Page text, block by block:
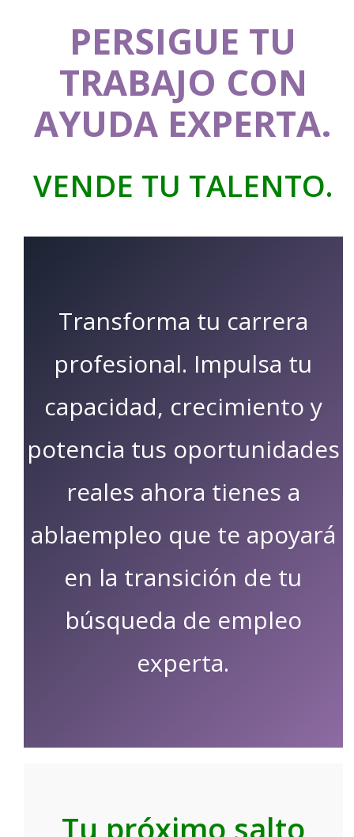
PERSIGUE TU
TRABAJO CON
AYUDA EXPERTA.
VENDE TU TALENTO.
Transforma tu carrera
profesional. Impulsa tu
capacidad, crecimiento y
potencia tus oportunidades
reales ahora tienes a
ablaempleo que te apoyará
en la transición de tu
búsqueda de empleo
experta.
Tu próximo salto